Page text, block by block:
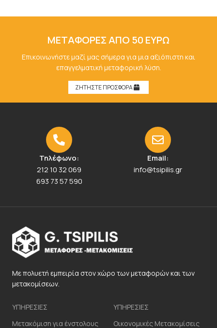
ΜΕΤΑΦΟΡΕΣ ΑΠΟ 50 ΕΥΡΩ
Επικοινωνήστε μαζί μας σήμερα για μια αξιόπιστη και
επαγγελματική μεταφορική λύση.
ΖΗΤΗΣΤΕ ΠΡΟΣΦΟΡΑ
Τηλέφωνο:
212 10 32 069
693 73 57 590
Email:
info@tsipilis.gr
Με πολυετή εμπειρία στον χώρο των μεταφορών και των
μετακομίσεων.
ΥΠΗΡΕΣΙΕΣ
Μετακόμιση για ένστολους
ΥΠΗΡΕΣΙΕΣ
Οικονομικές Μετακομίσεις